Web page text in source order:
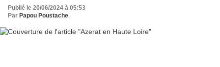
Publié le 20/06/2024 à 05:53
Par Papou Poustache